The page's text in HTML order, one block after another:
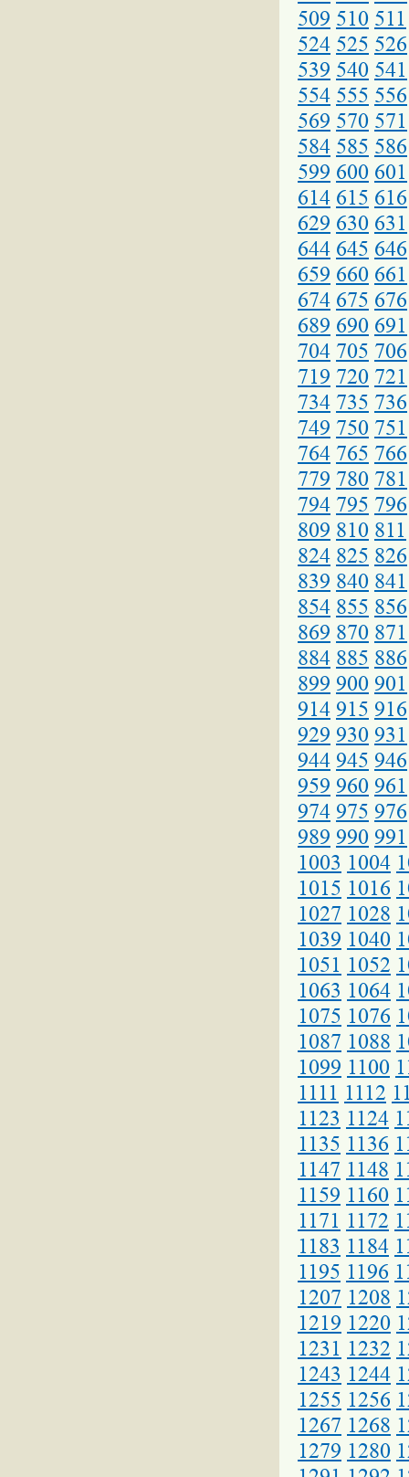
509 510 511
524 525 526
539 540 541
554 555 556
569 570 571
584 585 586
599 600 601
614 615 616
629 630 631
644 645 646
659 660 661
674 675 676
689 690 691
704 705 706
719 720 721
734 735 736
749 750 751
764 765 766
779 780 781
794 795 796
809 810 811
824 825 826
839 840 841
854 855 856
869 870 871
884 885 886
899 900 901
914 915 916
929 930 931
944 945 946
959 960 961
974 975 976
989 990 991
1003 1004
1015 1016
1027 1028
1039 1040
1051 1052
1063 1064
1075 1076
1087 1088
1099 1100
1111 1112
1123 1124
1135 1136
1147 1148
1159 1160
1171 1172
1183 1184
1195 1196
1207 1208
1219 1220
1231 1232
1243 1244
1255 1256
1267 1268
1279 1280